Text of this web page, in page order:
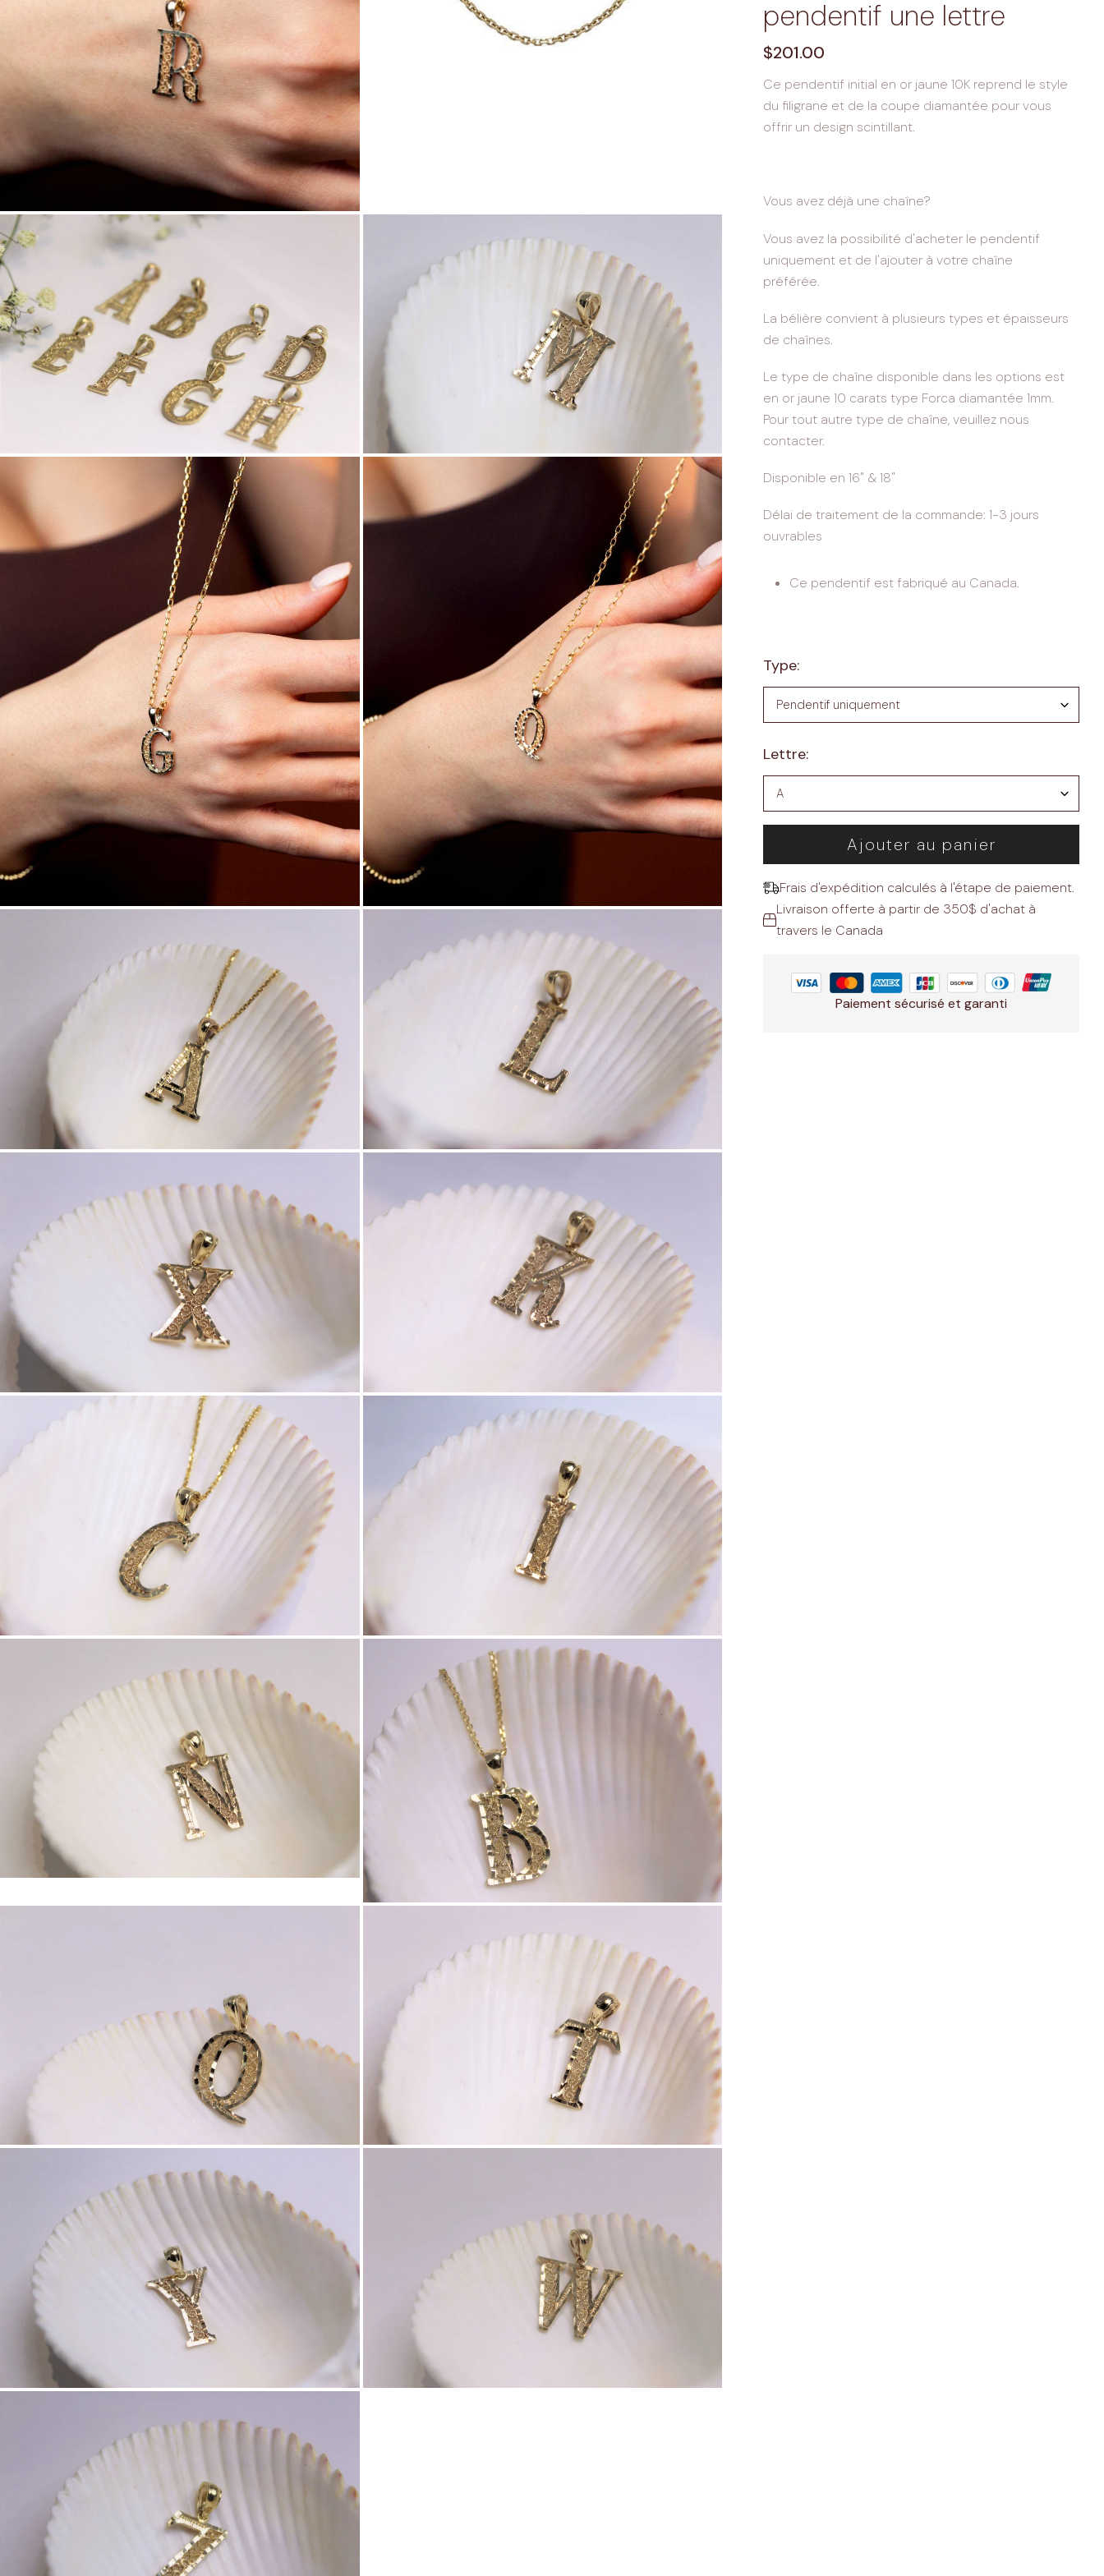
pendentif une lettre
Regular
price
$201.00
Ce pendentif initial en or jaune 10K reprend le style
du filigrane et de la coupe diamantée pour vous
offrir un design scintillant.
Vous avez déjà une chaîne?
Vous avez la possibilité d'acheter le pendentif
uniquement et de l'ajouter à votre chaîne
préférée.
La bélière convient à plusieurs types et épaisseurs
de chaînes.
Le type de chaîne disponible dans les options est
en or jaune 10 carats type Forca diamantée 1mm.
Pour tout autre type de chaîne, veuillez nous
contacter.
Disponible en 16" & 18"
Délai de traitement de la commande: 1-3 jours
ouvrables
Ce pendentif est fabriqué au Canada.
Type:
Lettre:
Ajouter au panier
Frais d'expédition calculés à l'étape de paiement.
Livraison offerte à partir de 350$ d'achat à
travers le Canada
Paiement sécurisé et garanti